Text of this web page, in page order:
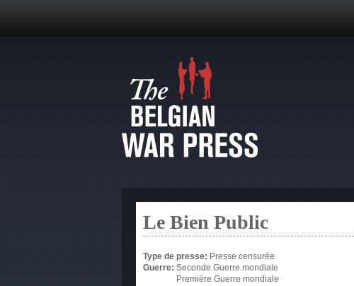
Le Bien Public
Type de presse: Presse censurée
Guerre: Seconde Guerre mondiale
Première Guerre mondiale